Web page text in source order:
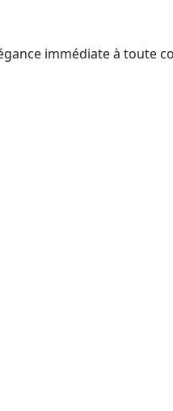
immédiate à toute